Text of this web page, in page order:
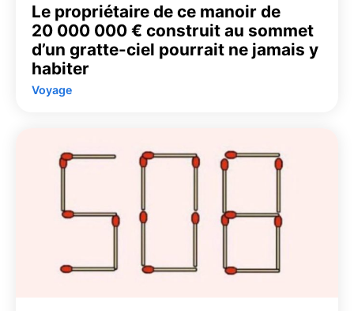
Le propriétaire de ce manoir de
20 000 000 € construit au sommet
d’un gratte-ciel pourrait ne jamais y
habiter
Voyage